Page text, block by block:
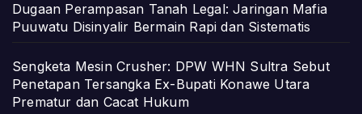
Dugaan Perampasan Tanah Legal: Jaringan Mafia
Puuwatu Disinyalir Bermain Rapi dan Sistematis
Sengketa Mesin Crusher: DPW WHN Sultra Sebut
Penetapan Tersangka Ex-Bupati Konawe Utara
Prematur dan Cacat Hukum